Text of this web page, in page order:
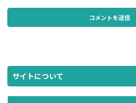
サイトについて